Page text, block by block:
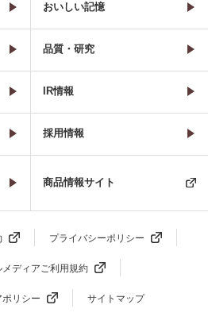
おいしい記憶
品質・研究
IR情報
採用情報
商品情報サイト
プライバシーポリシー
メディアご利用規約
リシー サイトマップ